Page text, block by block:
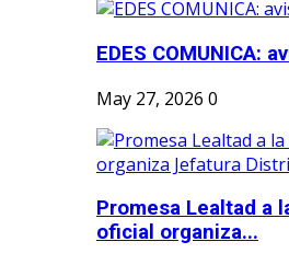
EDES COMUNICA:
May 27, 2026 0
Promesa Lealtad a
oficial organiza...